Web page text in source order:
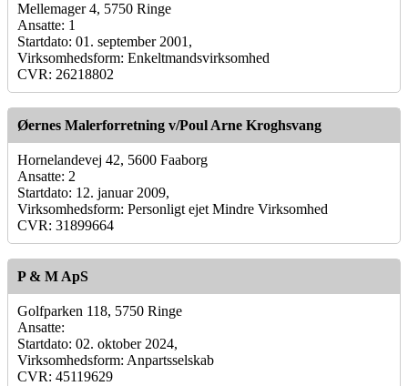
Mellemager 4, 5750 Ringe
Ansatte: 1
Startdato: 01. september 2001,
Virksomhedsform: Enkeltmandsvirksomhed
CVR: 26218802
Øernes Malerforretning v/Poul Arne Kroghsvang
Hornelandevej 42, 5600 Faaborg
Ansatte: 2
Startdato: 12. januar 2009,
Virksomhedsform: Personligt ejet Mindre Virksomhed
CVR: 31899664
P & M ApS
Golfparken 118, 5750 Ringe
Ansatte:
Startdato: 02. oktober 2024,
Virksomhedsform: Anpartsselskab
CVR: 45119629